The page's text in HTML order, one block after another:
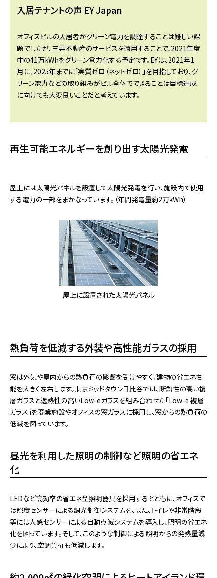
入居テナントの声 EY Japan
オフィスビルの入居者がグリーン電力を調達することは難しい課
題でしたが、三井不動産のサービスを適用することで、2021年度
中の41万kWhをグリーン電力化する予定です。EYは、2021年1
月に、2025年までに「実質ゼロ（ネットゼロ）」を目指しており、グ
リーン電力などの取り組みがビル全体でできることは目標達成
に向けても大変良いことだと考えています。
再生可能エネルギーを創り出す太陽光発電
屋上に設置された太陽光パネル
屋上には太陽光パネルを設置して太陽光発電を行い、施設内で使用
する電力の一部をまかなっています。（年間発電量約2万kWh）
熱負荷を低減する外装や高性能ガラスの採用
窓は外気や屋内からの熱負荷の影響を受けやすく、建物の省エネ性
能を大きく左右します。東京ミッドタウン日比谷では、断熱性の高い複
層ガラスと遮熱性の高いLow-eガラスを組み合わせた「Low-e 複層
ガラス」を商業施設やオフィスの窓ガラスに採用し、窓からの熱負荷の
低減を図っています。
昼光を利用した照明の制御など照明の省エネ
化
LEDなど高効率の省エネ型照明器具を採用するとともに、オフィスで
は照度センサーによる調光制御システムを、また、トイレや非常階段
等には人感センサーによる自動点滅システムを導入し、照明の省エネ
化を図っています。そして、このような制御による照明からの発熱量減
少により、空調負荷も低減します。